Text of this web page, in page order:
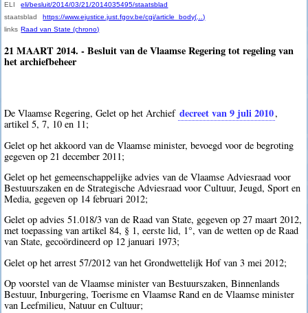
ELI
eli/besluit/2014/03/21/2014035495/staatsblad
staatsblad
https://www.ejustice.just.fgov.be/cgi/article_body(...)
links Raad van State (chrono)
21 MAART 2014. - Besluit van de Vlaamse Regering tot regeling van
het archiefbeheer
De Vlaamse Regering, Gelet op het Archief decreet van 9 juli 2010,
artikel 5, 7, 10 en 11;
Gelet op het akkoord van de Vlaamse minister, bevoegd voor de begroting
gegeven op 21 december 2011;
Gelet op het gemeenschappelijke advies van de Vlaamse Adviesraad voor
Bestuurszaken en de Strategische Adviesraad voor Cultuur, Jeugd, Sport en
Media, gegeven op 14 februari 2012;
Gelet op advies 51.018/3 van de Raad van State, gegeven op 27 maart 2012,
met toepassing van artikel 84, § 1, eerste lid, 1°, van de wetten op de Raad
van State, gecoördineerd op 12 januari 1973;
Gelet op het arrest 57/2012 van het Grondwettelijk Hof van 3 mei 2012;
Op voorstel van de Vlaamse minister van Bestuurszaken, Binnenlands
Bestuur, Inburgering, Toerisme en Vlaamse Rand en de Vlaamse minister
van Leefmilieu, Natuur en Cultuur;